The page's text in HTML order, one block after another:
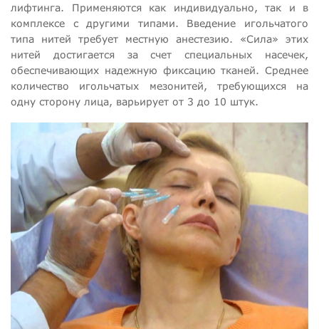
лифтинга. Применяются как индивидуально, так и в
комплексе с другими типами. Введение игольчатого
типа нитей требует местную анестезию. «Сила» этих
нитей достигается за счет специальных насечек,
обеспечивающих надежную фиксацию тканей. Среднее
количество игольчатых мезонитей, требующихся на
одну сторону лица, варьирует от 3 до 10 штук.